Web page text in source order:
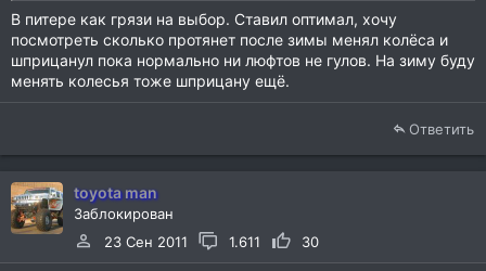
В питере как грязи на выбор. Ставил оптимал, хочу
посмотреть сколько протянет после зимы менял колёса и
шприцанул пока нормально ни люфтов не гулов. На зиму буду
менять колесья тоже шприцану ещё.
Ответить
toyota man
Заблокирован
23 Сен 2011
1.611 30